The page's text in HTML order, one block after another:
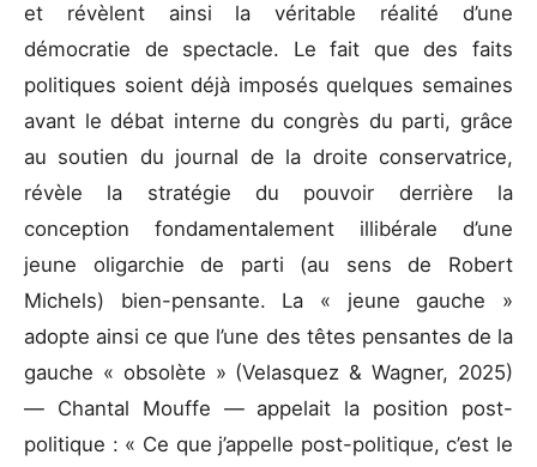
et révèlent ainsi la véritable réalité d’une
démocratie de spectacle. Le fait que des faits
politiques soient déjà imposés quelques semaines
avant le débat interne du congrès du parti, grâce
au soutien du journal de la droite conservatrice,
révèle la stratégie du pouvoir derrière la
conception fondamentalement illibérale d’une
jeune oligarchie de parti (au sens de Robert
Michels) bien-pensante. La « jeune gauche »
adopte ainsi ce que l’une des têtes pensantes de la
gauche « obsolète » (Velasquez & Wagner, 2025)
— Chantal Mouffe — appelait la position post-
politique : « Ce que j’appelle post-politique, c’est le